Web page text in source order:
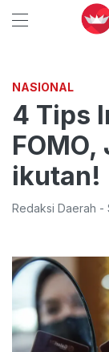
NASIONAL
4 Tips
ikutan!
Redaksi Daerah -